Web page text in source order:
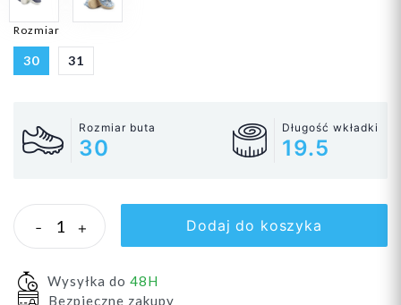
Rozmiar
30 31
Rozmiar buta
30
Długość wkładki
19.5
- + Dodaj do koszyka
Wysyłka do 48H
Bezpieczne zakupy